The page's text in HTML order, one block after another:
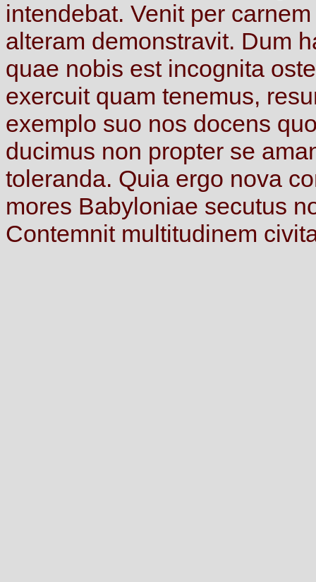
intendebat. Venit per
alteram demonstravit. Dum
quae nobis est incognita
exercuit quam tenemus,
exemplo suo nos docens
ducimus non propter se
toleranda. Quia ergo nova
mores Babyloniae secutus
Contemnit multitudinem